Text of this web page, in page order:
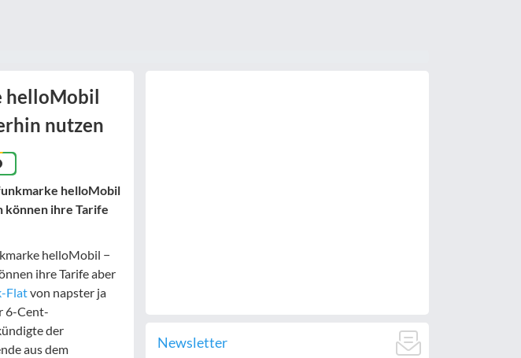
helloMobil
nutzen
helloMobil
können ihre Tarife
helloMobil −
ihre Tarife aber
Flatvon napster ja
6-Cent-
der
aus dem
Newsletter